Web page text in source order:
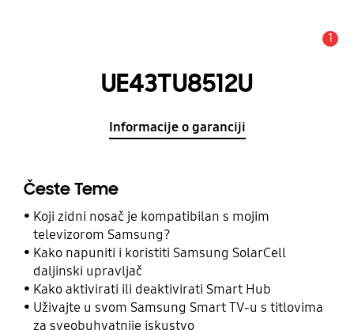
1
UE43TU8512U
Informacije o garanciji
Česte Teme
Koji zidni nosač je kompatibilan s mojim
televizorom Samsung?
Kako napuniti i koristiti Samsung SolarCell
daljinski upravljač
Kako aktivirati ili deaktivirati Smart Hub
Uživajte u svom Samsung Smart TV-u s titlovima
za sveobuhvatnije iskustvo